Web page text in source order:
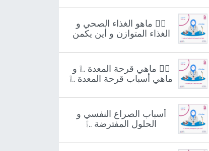
👩‍⚕️ ماهو الغذاء الصحي و
الغذاء المتوازن و أين يكمن
👩‍⚕️ ماهي قرحة المعدة ..❕ و
ماهي أسباب قرحة المعدة ..❕
أسباب الصراع النفسي و
الحلول المفترضة ..❕
info@RamzFM.net